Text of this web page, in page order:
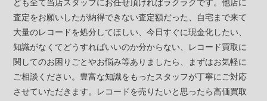
ども全て当店スタッフにお任せ頂ければラクラクです。他店に
査定をお願いしたが納得できない査定額だった、自宅まで来て
大量のレコードを処分してほしい、今日すぐに現金化したい、
知識がなくてどうすればいいのか分からない、レコード買取に
関してのお困りごとやお悩み等ありましたら、まずはお気軽に
ご相談ください。豊富な知識をもったスタッフが丁寧にご対応
させていただきます。レコードを売りたいと思ったら高価買取